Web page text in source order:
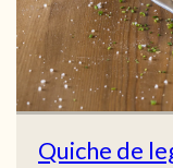
Quiche de